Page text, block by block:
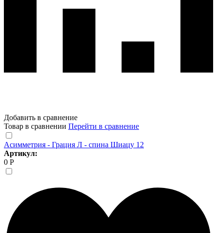
Добавить в сравнение
Товар в сравнении Перейти в сравнение
Асимметрия - Грация Л - спина Шиацу 12
Артикул:
0 Р